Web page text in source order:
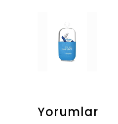
Yorumlar